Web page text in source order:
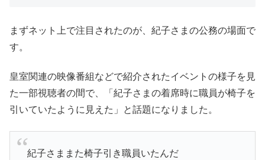
まずネット上で注目されたのが、紀子さまの公務の場面で
す。
皇室関連の映像番組などで紹介されたイベントの様子を見
た一部視聴者の間で、「紀子さまの着席時に職員が椅子を
引いていたように見えた」と話題になりました。
紀子さままた椅子引き職員いたんだ